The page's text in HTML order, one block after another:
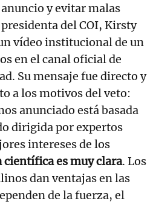
y evitar malas
del COI, Kirsty
vídeo institucional de un
en el canal oficial de
Su mensaje fue directo y
a los motivos del veto:
anunciado está basada
dirigida por expertos
intereses de los
científica es muy clara. Los
dan ventajas en las
de la fuerza, el